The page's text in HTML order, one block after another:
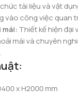
tài liệu và vật
vào công việc quan
mái: Thiết kế hiện đại
mái và chuyên
x H2000 mm